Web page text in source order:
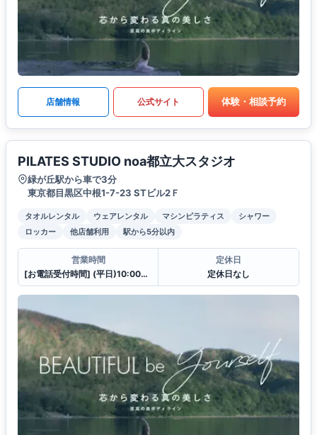
店舗情報 公式サイト 体験・相談予約
PILATES STUDIO noa都立大スタジオ
緑が丘駅から車で3分
東京都目黒区中根1-7-23 STビル2Ｆ
タオルレンタル ウェアレンタル マシンピラティス
シャワー
ロッカー
他店舗利用 駅から5分以内
営業時間
[お電話受付時間] (平日)10:00〜23:00 (土・日)10:00〜21:00
定休日
定休日なし